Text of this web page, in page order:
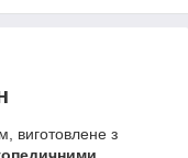
виготовлене з